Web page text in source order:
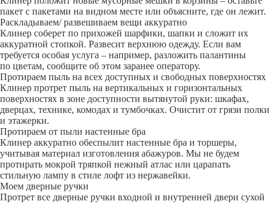
пакет с пакетами на видном месте или объясните, где он лежит.
Раскладываем/ развешиваем вещи аккуратно
Клинер соберет по прихожей шарфики, шапки и сложит их
аккуратной стопкой. Развесит верхнюю одежду. Если вам
требуется особая услуга – например, разложить палантины
по цветам, сообщите об этом заранее оператору.
Протираем пыль на всех доступных и свободных поверхностях
Клинер протрет пыль на вертикальных и горизонтальных
поверхностях в зоне доступности вытянутой руки: шкафах,
дверцах, технике, комодах и тумбочках. Очистит от грязи полки
и этажерки.
Протираем от пыли настенные бра
Клинер аккуратно обеспылит настенные бра и торшеры,
учитывая материал изготовления абажуров. Мы не будем
протирать мокрой тряпкой нежный атлас или царапать
стильную лампу в стиле лофт из нержавейки.
Моем дверные ручки
Протрет все дверные ручки входной и внутренней двери сухой